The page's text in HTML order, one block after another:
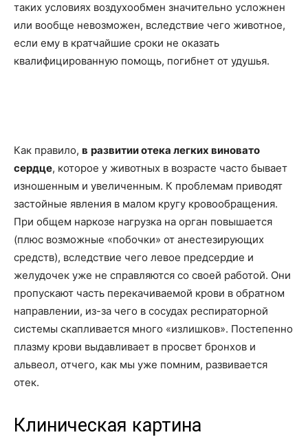
таких условиях воздухообмен значительно усложнен
или вообще невозможен, вследствие чего животное,
если ему в кратчайшие сроки не оказать
квалифицированную помощь, погибнет от удушья.
Как правило, в развитии отека легких виновато
сердце, которое у животных в возрасте часто бывает
изношенным и увеличенным. К проблемам приводят
застойные явления в малом кругу кровообращения.
При общем наркозе нагрузка на орган повышается
(плюс возможные «побочки» от анестезирующих
средств), вследствие чего левое предсердие и
желудочек уже не справляются со своей работой. Они
пропускают часть перекачиваемой крови в обратном
направлении, из-за чего в сосудах респираторной
системы скапливается много «излишков». Постепенно
плазму крови выдавливает в просвет бронхов и
альвеол, отчего, как мы уже помним, развивается
отек.
Клиническая картина